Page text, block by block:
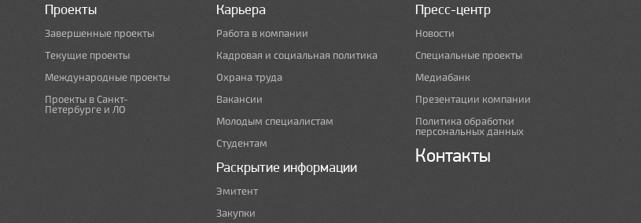
Проекты
Завершенные проекты
Текущие проекты
Международные проекты
Проекты в Санкт-
Петербурге и ЛО
Карьера
Работа в компании
Кадровая и социальная политика
Охрана труда
Вакансии
Молодым специалистам
Студентам
Раскрытие информации
Эмитент
Закупки
Пресс-центр
Новости
Специальные проекты
Медиабанк
Презентации компании
Политика обработки
персональных данных
Контакты